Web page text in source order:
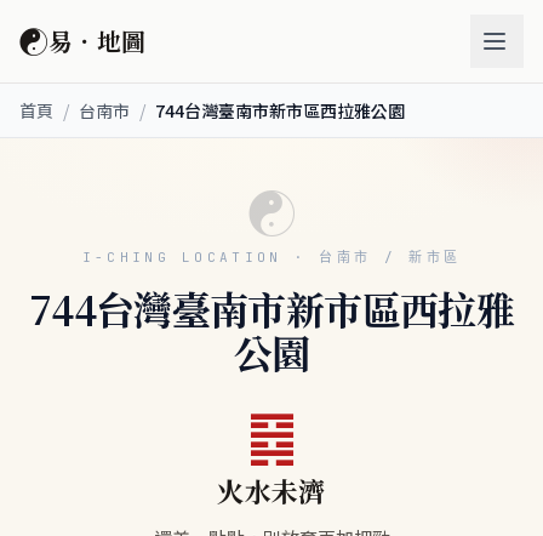
☯易．地圖
首頁 / 台南市 / 744台灣臺南市新市區西拉雅公園
☯
I-CHING LOCATION · 台南市 / 新市區
744台灣臺南市新市區西拉雅
公園
䷿
火水未濟